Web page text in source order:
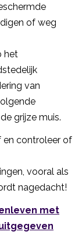
of weg
het
van
grijze muis.
en controleer of
vooral als
nagedacht!
met